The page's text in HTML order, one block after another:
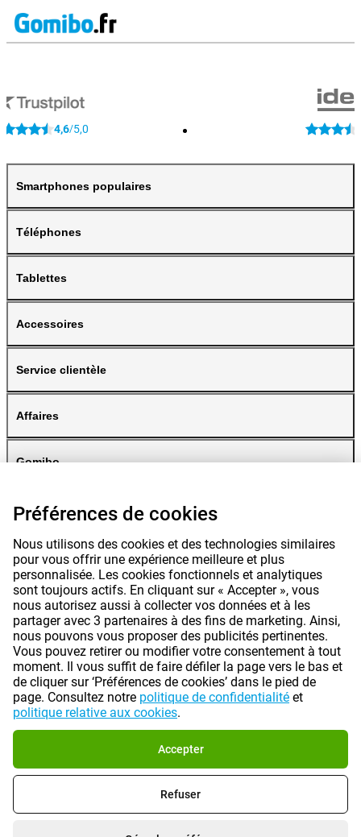
4,6/5,0
Smartphones populaires
Téléphones
Tablettes
Accessoires
Service clientèle
Affaires
Gomibo
Les prix mentionnés sur cette page incluent la TVA, sauf indication
contraire.Les prix ne comprennent pas les frais d'expédition.
*Les délais de livraison ne s'appliquent pas à tous les produits ou à toutes
les méthodes d'expédition:
À propos de Gomibo.fr | Confidentialité | Mentions légales |
Conditions générales | Préférences de cookies |
Préférences de cookies
Nous utilisons des cookies et des technologies similaires
pour vous offrir une expérience meilleure et plus
personnalisée. Les cookies fonctionnels et analytiques
sont toujours actifs. En cliquant sur « Accepter », vous
nous autorisez aussi à collecter vos données et à les
partager avec 3 partenaires à des fins de marketing. Ainsi,
nous pouvons vous proposer des publicités pertinentes.
Vous pouvez retirer ou modifier votre consentement à tout
moment. Il vous suffit de faire défiler la page vers le bas et
de cliquer sur ‘Préférences de cookies’ dans le pied de
page. Consultez notre politique de confidentialité et
politique relative aux cookies.
Accepter
Refuser